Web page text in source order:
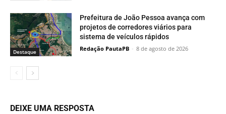
Destaque
Prefeitura de João Pessoa avança com
projetos de corredores viários para
sistema de veículos rápidos
Redação PautaPB - 8 de agosto de 2026
DEIXE UMA RESPOSTA